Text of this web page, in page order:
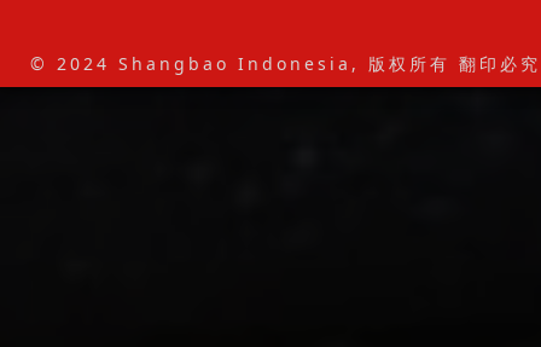
© 2024 Shangbao Indonesia, 版权所有 翻印必